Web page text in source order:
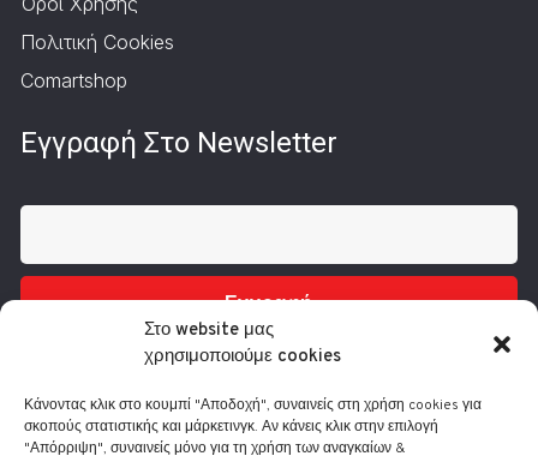
Στο website μας
χρησιμοποιούμε cookies
Κάνοντας κλικ στο κουμπί "Αποδοχή", συναινείς στη χρήση cookies για
σκοπούς στατιστικής και μάρκετινγκ. Αν κάνεις κλικ στην επιλογή
"Απόρριψη", συναινείς μόνο για τη χρήση των αναγκαίων &
Πολιτική Cookies
Comartshop
Εγγραφή Στο Newsletter
Εγγραφή